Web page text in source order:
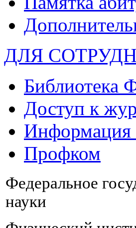
ДЛЯ
Доступ к
Информация
Профком
Федеральное
науки